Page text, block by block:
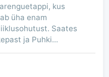
kus
üha enam
Saates
ja Puhki...